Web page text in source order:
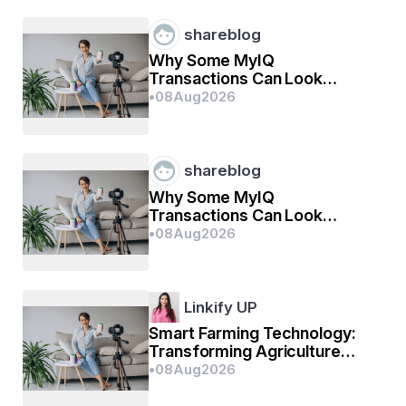
shareblog
Why Some MyIQ
Transactions Can Look
Unfamiliar at First
•08Aug2026
shareblog
Why Some MyIQ
Transactions Can Look
Unfamiliar at First
•08Aug2026
Linkify UP
Smart Farming Technology:
Transforming Agriculture
Through Digital Innovation
•08Aug2026